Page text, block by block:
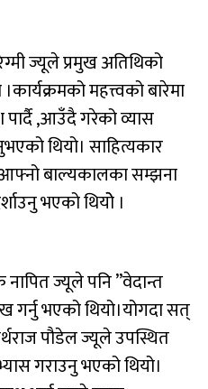
ज्यूले प्रमुख अतिथिको
महत्त्वको बारेमा
पार्दै ,आउँदै गरेको व्यास
थियो। साहित्यकार
बाल्यकालका सम्झना
भएको थियोे ।
नापित ज्यूले पनि ”वेदान्त
गर्नु भएको थियो।योगदा सत्
पौडेल ज्यूले उपस्थित
गराउनु भएको थियो।